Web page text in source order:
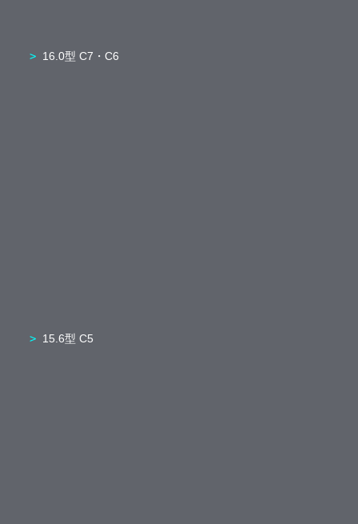
16.0型 C7・C6
15.6型 C5